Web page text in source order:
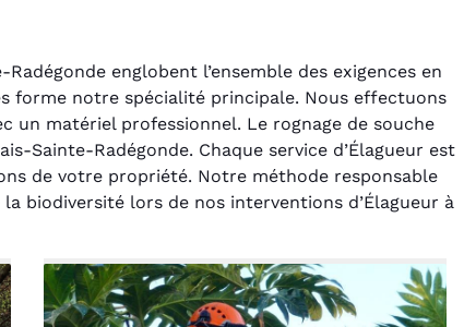
englobent l’ensemble des exigences en
forme notre spécialité principale. Nous effectuons
un matériel professionnel. Le rognage de souche
Sainte-Radégonde. Chaque service d’Élagueur est
de votre propriété. Notre méthode responsable
biodiversité lors de nos interventions d’Élagueur à
Bonnet
terrassement
Var était
L'équipe a
Laurent Perrin
Excellente prestation pour
l'abattage délicat d'un sapin
entre deux maisons.